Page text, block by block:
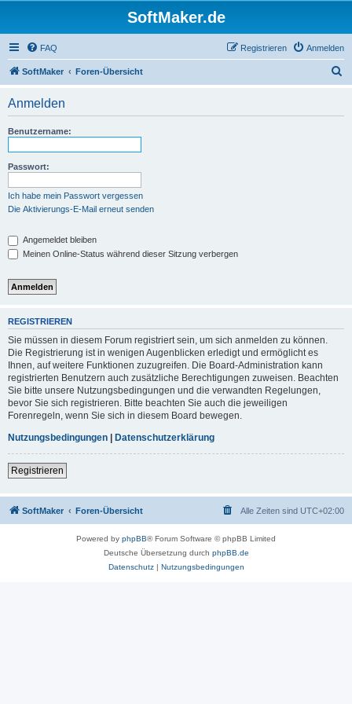
SoftMaker.de
FAQ Anmelden
Registrieren
SoftMaker Foren-Übersicht
Anmelden
Benutzername:
Passwort:
Ich habe mein Passwort vergessen
Die Aktivierungs-E-Mail erneut senden
Angemeldet bleiben
Meinen Online-Status während dieser Sitzung verbergen
REGISTRIEREN
Sie müssen in diesem Forum registriert sein, um sich anmelden zu können.
Die Registrierung ist in wenigen Augenblicken erledigt und ermöglicht es
Ihnen, auf weitere Funktionen zuzugreifen. Die Board-Administration kann
registrierten Benutzern auch zusätzliche Berechtigungen zuweisen. Beachten
Sie bitte unsere Nutzungsbedingungen und die verwandten Regelungen,
bevor Sie sich registrieren. Bitte beachten Sie auch die jeweiligen
Forenregeln, wenn Sie sich in diesem Board bewegen.
Nutzungsbedingungen | Datenschutzerklärung
Registrieren
SoftMaker Foren-Übersicht Alle Zeiten sind UTC+02:00
Powered by phpBB® Forum Software © phpBB Limited
Deutsche Übersetzung durch phpBB.de
Datenschutz| Nutzungsbedingungen